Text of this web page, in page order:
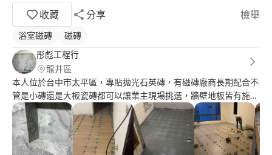
收藏
分享 檢舉
浴室磁磚
磁磚
彤彪工程行
龍井區
本人位於台中市太平區，專貼拋光石英磚，有磁磚廠商長期配合不
管是小磚還是大板瓷磚都可以讓業主現場挑選，牆壁地板皆有施
作，有需要的都可到府丈量，免費估價，與業主溝通承包施作（浴
廁翻修，防水，統包工程，泥作工程，有工班長期配合），有薄版
磚現場加工施工，瓷磚美容都有承作，請給年輕人一個機會，為你
修繕您溫馨的家，不管你是問問哥或問問姐比價哥還是殺價姐，我